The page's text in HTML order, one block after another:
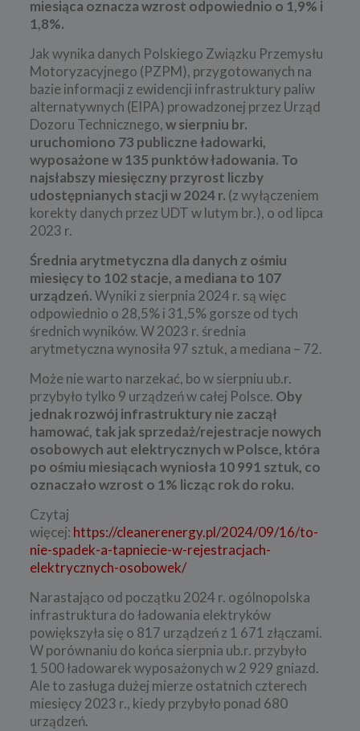
miesiąca oznacza wzrost odpowiednio o 1,9% i
1,8%.
Jak wynika danych Polskiego Związku Przemysłu
Motoryzacyjnego (PZPM), przygotowanych na
bazie informacji z ewidencji infrastruktury paliw
alternatywnych (EIPA) prowadzonej przez Urząd
Dozoru Technicznego,w sierpniu br.
uruchomiono 73 publiczne ładowarki,
wyposażone w 135 punktów ładowania. To
najsłabszy miesięczny przyrost liczby
udostępnianych stacji w 2024 r. (z wyłączeniem
korekty danych przez UDT w lutym br.), o od lipca
2023 r.
Średnia arytmetyczna dla danych z ośmiu
miesięcy to 102 stacje, a mediana to 107
urządzeń.Wyniki z sierpnia 2024 r. są więc
odpowiednio o 28,5% i 31,5% gorsze od tych
średnich wyników. W 2023 r. średnia
arytmetyczna wynosiła 97 sztuk, a mediana – 72.
Może nie warto narzekać, bo w sierpniu ub.r.
przybyło tylko 9 urządzeń w całej Polsce. Oby
jednak rozwój infrastruktury nie zaczął
hamować, tak jak sprzedaż/rejestracje nowych
osobowych aut elektrycznych w Polsce, która
po ośmiu miesiącach wyniosła 10 991 sztuk, co
oznaczało wzrost o 1% licząc rok do roku.
Czytaj
więcej: https://cleanerenergy.pl/2024/09/16/to-
nie-spadek-a-tapniecie-w-rejestracjach-
elektrycznych-osobowek/
Narastająco od początku 2024 r. ogólnopolska
infrastruktura do ładowania elektryków
powiększyła się o 817 urządzeń z 1 671 złączami.
W porównaniu do końca sierpnia ub.r. przybyło
1 500 ładowarek wyposażonych w 2 929 gniazd.
Ale to zasługa dużej mierze ostatnich czterech
miesięcy 2023 r., kiedy przybyło ponad 680
urządzeń.